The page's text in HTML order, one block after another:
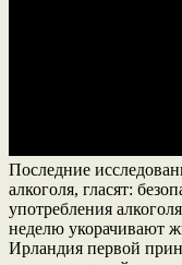
Последние
алкоголя, гласят:
употребления
неделю укорачивают
Ирландия первой